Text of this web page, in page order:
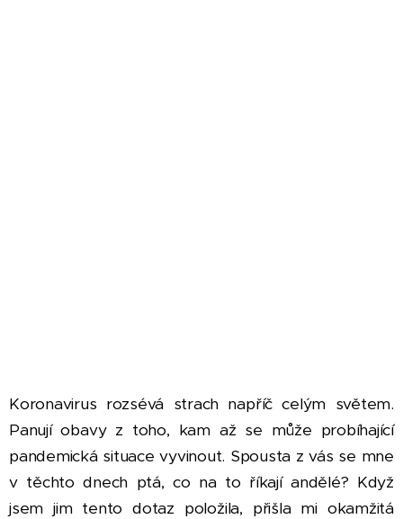
Koronavirus rozsévá strach napříč celým světem.
Panují obavy z toho, kam až se může probíhající
pandemická situace vyvinout. Spousta z vás se mne
v těchto dnech ptá, co na to říkají andělé? Když
jsem jim tento dotaz položila, přišla mi okamžitá